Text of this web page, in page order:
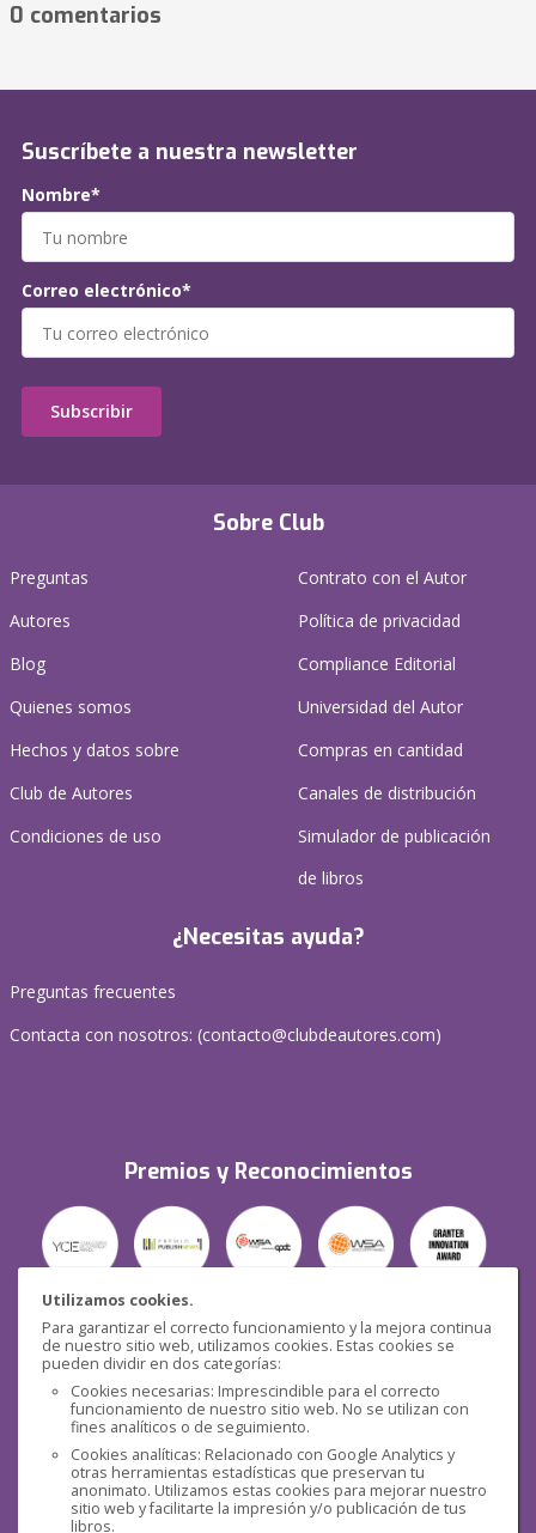
Utilizamos cookies.
Para garantizar el correcto funcionamiento y la mejora continua
de nuestro sitio web, utilizamos cookies. Estas cookies se
pueden dividir en dos categorías:
Cookies necesarias: Imprescindible para el correcto
funcionamiento de nuestro sitio web. No se utilizan con
fines analíticos o de seguimiento.
Cookies analíticas: Relacionado con Google Analytics y
otras herramientas estadísticas que preservan tu
anonimato. Utilizamos estas cookies para mejorar nuestro
sitio web y facilitarte la impresión y/o publicación de tus
libros.
0 comentarios
Sobre Club
Preguntas
Autores
Blog
Quienes somos
Hechos y datos sobre
Club de Autores
Condiciones de uso
Contrato con el Autor
Política de privacidad
Compliance Editorial
Universidad del Autor
Compras en cantidad
Canales de distribución
Simulador de publicación
de libros
¿Necesitas ayuda?
Preguntas frecuentes
Contacta con nosotros: (contacto@clubdeautores.com)
Premios y Reconocimientos
Seguridad
Redes sociales
Suscríbete a nuestra newsletter
Nombre*
Correo electrónico*
Subscribir